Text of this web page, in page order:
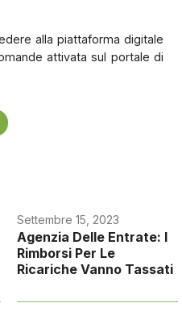
alla piattaforma digitale
attivata sul portale di
Settembre 15, 2023
Agenzia Delle Entrate: I
Rimborsi Per Le
Ricariche Vanno Tassati